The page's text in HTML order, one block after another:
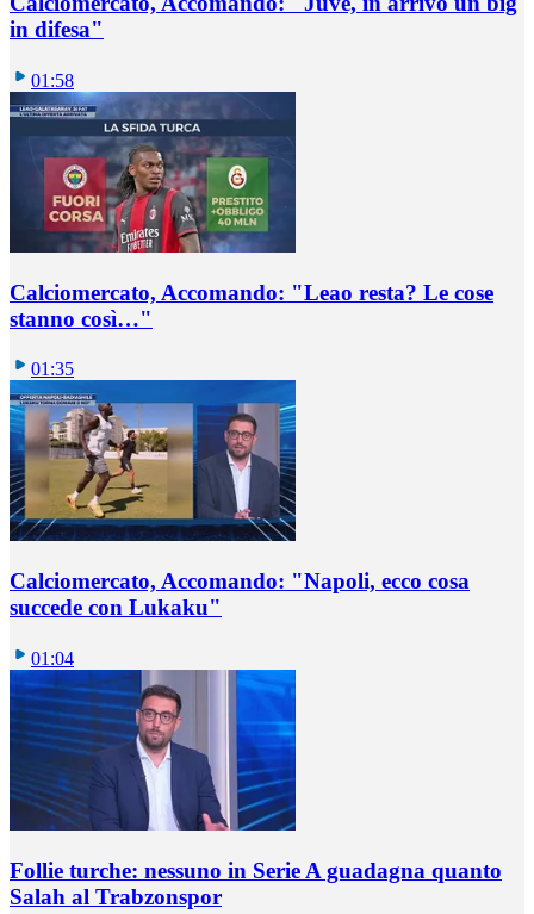
in difesa"
01:58
Calciomercato, Accomando: "Leao resta? Le cose
stanno così…"
01:35
Calciomercato, Accomando: "Napoli, ecco cosa
succede con Lukaku"
01:04
Follie turche: nessuno in Serie A guadagna quanto
Salah al Trabzonspor